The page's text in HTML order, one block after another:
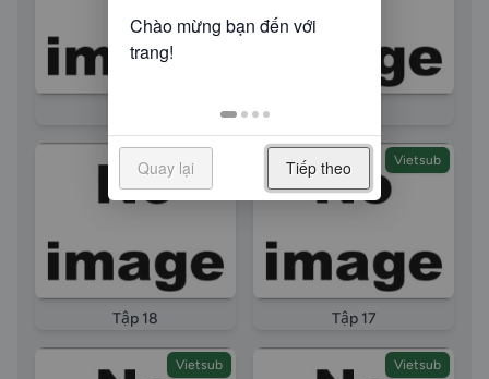
Vietsub
Tập 18
Vietsub
Tập 17
Vietsub Vietsub
Quay lại Tiếp theo